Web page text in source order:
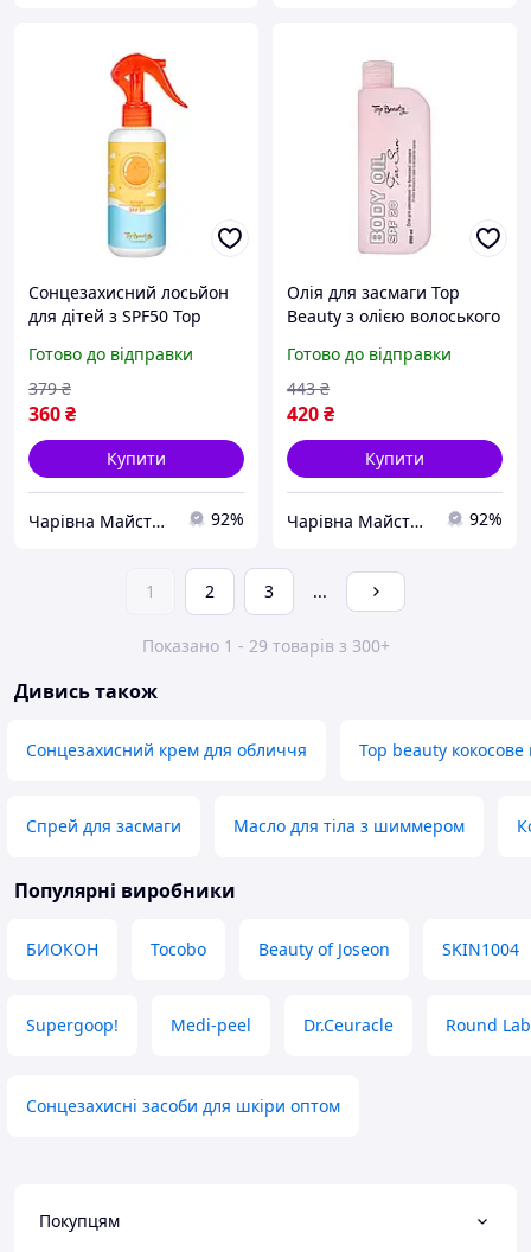
Сонцезахисний лосьйон
для дітей з SPF50 Top
Готово до відправки
360₴
379 ₴
Купити
Чарівна Майстерня 92%
Олія для засмаги Top
Beauty з олією волоського
моркви SPF20 250 мл
Готово до відправки
420₴
443 ₴
Купити
Чарівна Майстерня 92%
1 2 3 ...
Показано 1 - 29 товарів з 300+
Дивись також
Сонцезахисний крем для обличчя Top beauty кокосове
Спрей для засмаги Масло для тіла з шиммером
Популярні виробники
БИОКОН Tocobo Beauty of Joseon SKIN1004
Supergoop! Medi-peel Dr.Ceuracle Round Lab
Сонцезахисні засоби для шкіри оптом
Покупцям